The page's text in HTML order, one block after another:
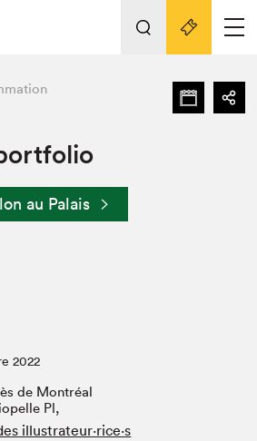
au Salon
Nos activités
et en ligne
au Palais
2022
de Montréal
Pl,
illustrateur·rice·s